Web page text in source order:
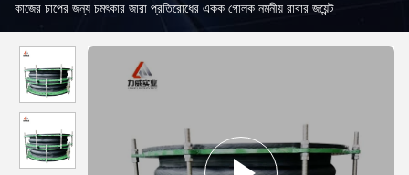
কাজের চাপের জন্য চমৎকার জারা প্রতিরোধের একক গোলক নমনীয় রাবার জয়েন্ট